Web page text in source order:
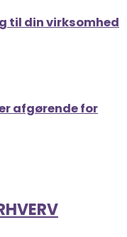
til din virksomhed
afgørende for